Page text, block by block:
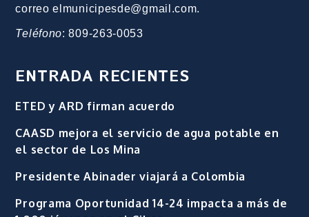
correo elmunicipesde@gmail.com.
Teléfono: 809-263-0053
ENTRADA RECIENTES
ETED y ARD firman acuerdo
CAASD mejora el servicio de agua potable en
el sector de Los Mina
Presidente Abinader viajará a Colombia
Programa Oportunidad 14-24 impacta a más de